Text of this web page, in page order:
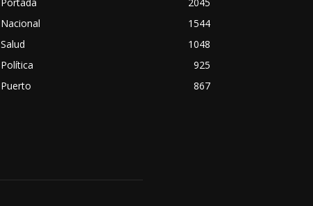
Nacional
1544
Salud
1048
Política
925
Puerto
867